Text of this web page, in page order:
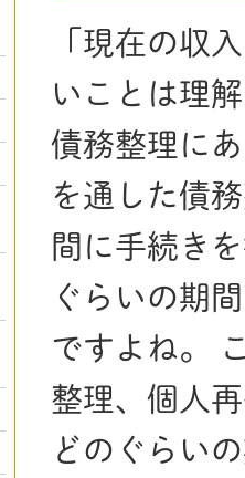
「現在の収
いことは理
債務整理に
を通した債
間に手続き
ぐらいの期
ですよね。
整理、個人
どのぐらい